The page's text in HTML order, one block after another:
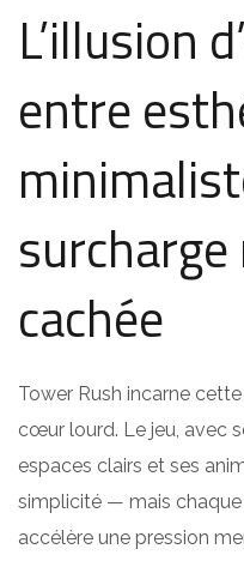
L’illusion
entre
cachée
Tower Rush incarne
cœur lourd. Le jeu, avec
espaces clairs et ses
simplicité — mais chaque
accélère une pression